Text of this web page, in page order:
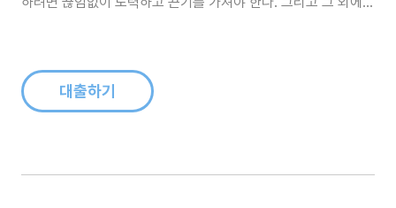
대출하기